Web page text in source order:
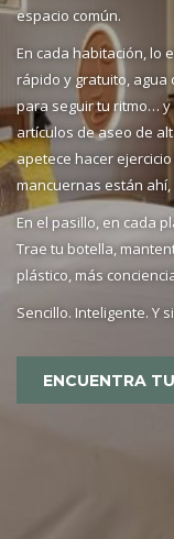
espacio común.
En cada habitación, lo
rápido y gratuito, agua
para seguir tu ritmo…
artículos de aseo de
apetece hacer
mancuernas están
En el pasillo, en cada
Trae tu botella,
plástico, más
Sencillo. Inteligente. Y
ENCUENTRA